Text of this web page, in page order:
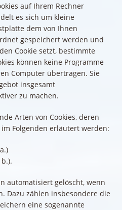
auf Ihrem Rechner
es sich um kleine
dem von Ihnen
gespeichert werden und
Cookie setzt, bestimmte
können keine Programme
Computer übertragen. Sie
insgesamt
zu machen.
Arten von Cookies, deren
Folgenden erläutert werden:
automatisiert gelöscht, wenn
Dazu zählen insbesondere die
eine sogenannte